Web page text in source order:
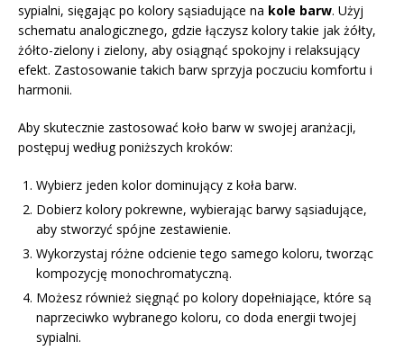
sypialni, sięgając po kolory sąsiadujące na kole barw. Użyj
schematu analogicznego, gdzie łączysz kolory takie jak żółty,
żółto-zielony i zielony, aby osiągnąć spokojny i relaksujący
efekt. Zastosowanie takich barw sprzyja poczuciu komfortu i
harmonii.
Aby skutecznie zastosować koło barw w swojej aranżacji,
postępuj według poniższych kroków:
Wybierz jeden kolor dominujący z koła barw.
Dobierz kolory pokrewne, wybierając barwy sąsiadujące,
aby stworzyć spójne zestawienie.
Wykorzystaj różne odcienie tego samego koloru, tworząc
kompozycję monochromatyczną.
Możesz również sięgnąć po kolory dopełniające, które są
naprzeciwko wybranego koloru, co doda energii twojej
sypialni.